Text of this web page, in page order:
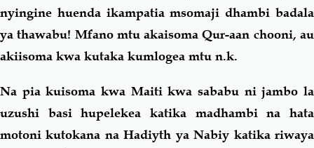
nyingine huenda ikampatia msomaji dhambi badala
ya thawabu! Mfano mtu akaisoma Qur-aan chooni, au
akiisoma kwa kutaka kumlogea mtu n.k.
Na pia kuisoma kwa Maiti kwa sababu ni jambo la
uzushi basi hupelekea katika madhambi na hata
motoni kutokana na Hadiyth ya Nabiy katika riwaya